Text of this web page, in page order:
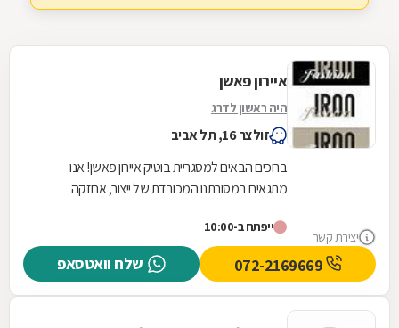
יצירת קשר
איירון פאשן
היה ראשון לדרג
זולצר 16, תל אביב
ברוכים הבאים למסגריית בוטיק איירון פאשן! אנו
מתגאים במסורתנו המכובדת של ייצור, אחזקה
גדרות,...
ייפתח ב-10:00
שלח וואטסאפ